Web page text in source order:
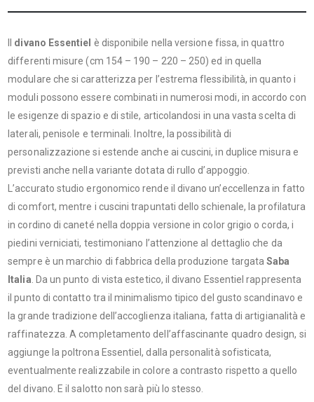
divano Essentiel è disponibile nella versione fissa, in quattro
differenti misure (cm 154 – 190 – 220 – 250) ed in quella
modulare che si caratterizza per l’estrema flessibilità, in quanto i
moduli possono essere combinati in numerosi modi, in accordo con
le esigenze di spazio e di stile, articolandosi in una vasta scelta di
laterali, penisole e terminali. Inoltre, la possibilità di
personalizzazione si estende anche ai cuscini, in duplice misura e
previsti anche nella variante dotata di rullo d’appoggio.
L’accurato studio ergonomico rende il divano un’eccellenza in fatto
di comfort, mentre i cuscini trapuntati dello schienale, la profilatura
in cordino di caneté nella doppia versione in color grigio o corda, i
piedini verniciati, testimoniano l’attenzione al dettaglio che da
sempre è un marchio di fabbrica della produzione targataSaba
Italia. Da un punto di vista estetico, il divano Essentiel rappresenta
il punto di contatto tra il minimalismo tipico del gusto scandinavo e
la grande tradizione dell’accoglienza italiana, fatta di artigianalità e
raffinatezza. A completamento dell’affascinante quadro design, si
aggiunge la poltrona Essentiel, dalla personalità sofisticata,
eventualmente realizzabile in colore a contrasto rispetto a quello
del divano. E il salotto non sarà più lo stesso.